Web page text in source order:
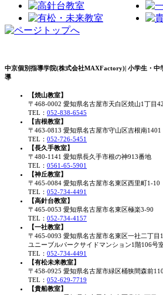
中京個別指導学院(株式会社MAXFactory)| 小学生・中
導
【焼山教室】
〒468-0002 愛知県名古屋市天白区焼山1丁目
TEL： 052-838-6545
【吉根教室】
〒463-0813 愛知県名古屋市守山区吉根南1401
TEL： 052-726-5451
【長久手教室】
〒480-1141 愛知県長久手市根の神913番地
TEL： 0561-65-5901
【神丘教室】
〒465-0084 愛知県名古屋市名東区西里町1-10
TEL： 052-734-4491
【高針台教室】
〒465-0053 愛知県名古屋市名東区極楽3-90
TEL： 052-734-4157
【一社教室】
〒465-0093 愛知県名古屋市名東区一社二丁目
ユニーブルパークサイドマンション1階106号
TEL： 052-734-4491
【有松未来教室】
〒458-0925 愛知県名古屋市緑区桶狭間森前
TEL： 052-629-7719
【貴船教室】